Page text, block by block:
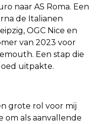
naar AS Roma. Een
de Italianen
OGC Nice en
van 2023 voor
Een stap die
uitpakte.
grote rol voor mij
om als aanvallende